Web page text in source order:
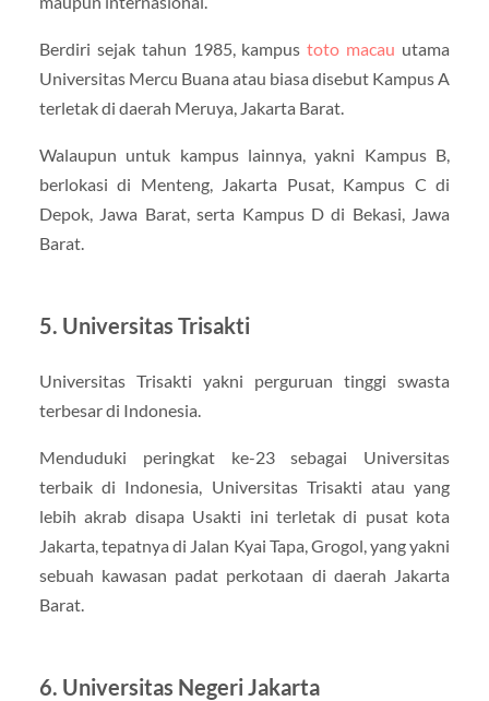
Berdiri sejak tahun 1985, kampustoto macau utama
Universitas Mercu Buana atau biasa disebut Kampus A
terletak di daerah Meruya, Jakarta Barat.
Walaupun untuk kampus lainnya, yakni Kampus B,
berlokasi di Menteng, Jakarta Pusat, Kampus C di
Depok, Jawa Barat, serta Kampus D di Bekasi, Jawa
Barat.
5. Universitas Trisakti
Universitas Trisakti yakni perguruan tinggi swasta
terbesar di Indonesia.
Menduduki peringkat ke-23 sebagai Universitas
terbaik di Indonesia, Universitas Trisakti atau yang
lebih akrab disapa Usakti ini terletak di pusat kota
Jakarta, tepatnya di Jalan Kyai Tapa, Grogol, yang yakni
sebuah kawasan padat perkotaan di daerah Jakarta
Barat.
6. Universitas Negeri Jakarta